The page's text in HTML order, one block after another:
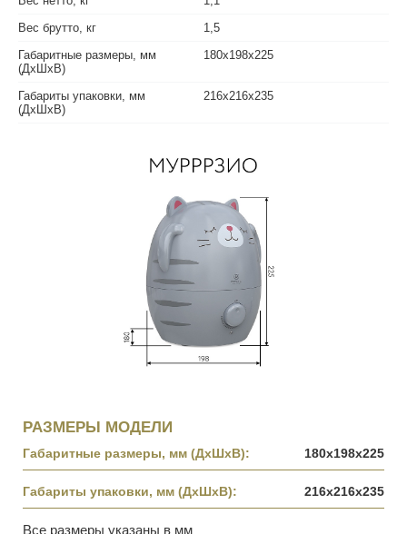
Вес брутто, кг
1,5
Габаритные размеры, мм
(ДхШхВ)
180х198х225
Габариты упаковки, мм
(ДхШхВ)
216х216х235
РАЗМЕРЫ МОДЕЛИ
Габаритные размеры, мм (ДхШхВ): 180х198х225
Габариты упаковки, мм (ДхШхВ): 216х216х235
Все размеры указаны в мм